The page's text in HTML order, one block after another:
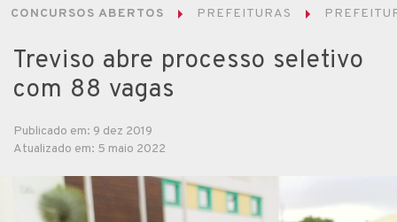
CONCURSOS ABERTOS PREFEITURAS
Treviso abre processo seletivo
com 88 vagas
Publicado em: 9 dez 2019
Atualizado em: 5 maio 2022